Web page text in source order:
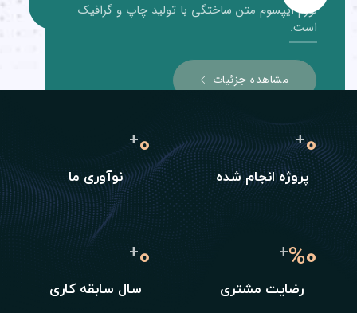
لورم ایپسوم متن ساختگی با تولید چاپ و گرافیک
است.
مشاهده جزئیات
0
+
پروژه انجام شده
0
نوآوری ما
%
+
رضایت مشتری سال سابقه کاری